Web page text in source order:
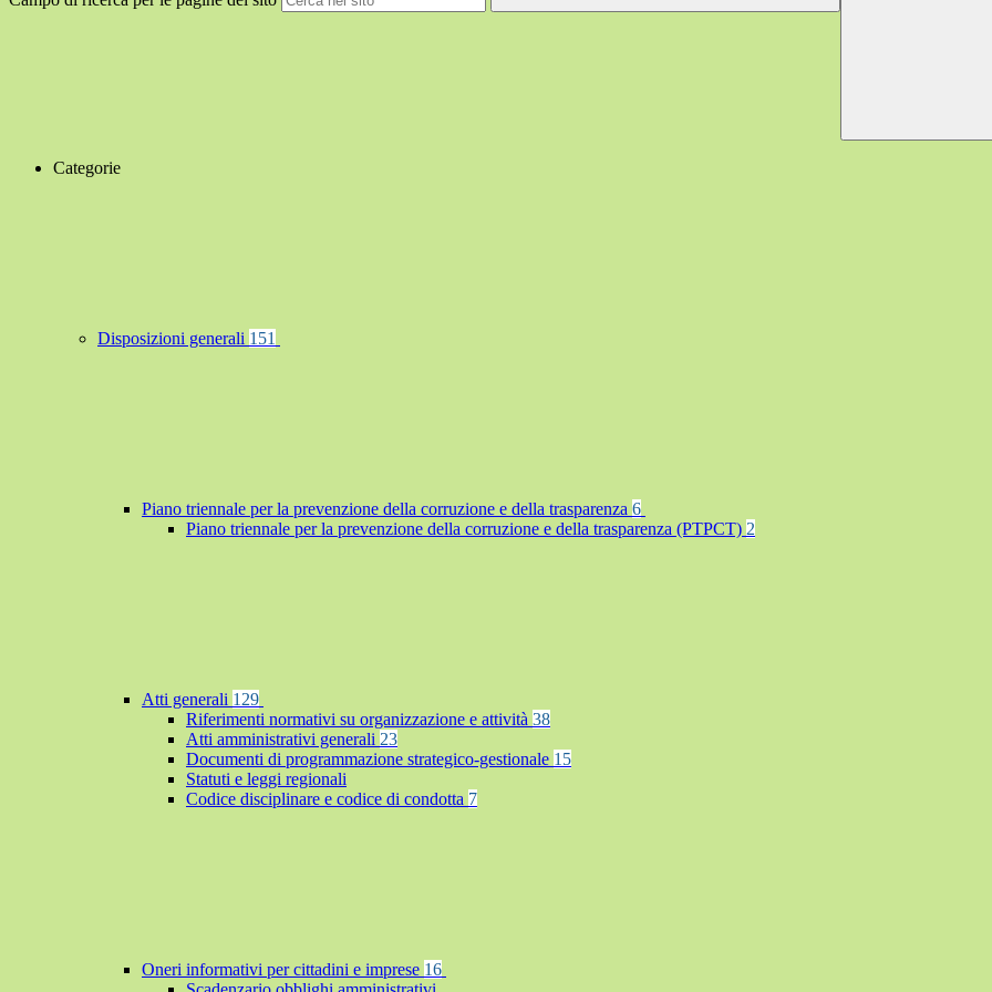
Categorie
Disposizioni generali 151
Piano triennale per la prevenzione della corruzione e della trasparenza 6
Piano triennale per la prevenzione della corruzione e della trasparenza (PTPCT) 2
Atti generali 129
Riferimenti normativi su organizzazione e attività 38
Atti amministrativi generali 23
Documenti di programmazione strategico-gestionale 15
Statuti e leggi regionali
Codice disciplinare e codice di condotta 7
Oneri informativi per cittadini e imprese 16